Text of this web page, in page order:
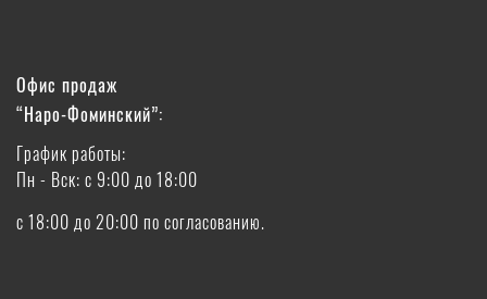
Офис продаж
“Наро-Фоминский”:
График работы:
Пн - Вск: с 9:00 до 18:00
с 18:00 до 20:00 по согласованию.